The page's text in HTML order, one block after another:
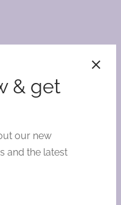
& get
our new
and the latest
este
en